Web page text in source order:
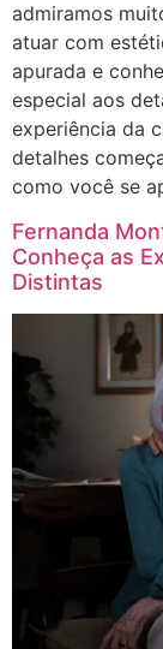
admiramos
atuar com
apurada e
especial aos
experiência da
detalhes
como você se
Fernanda
Conheça as
Distintas